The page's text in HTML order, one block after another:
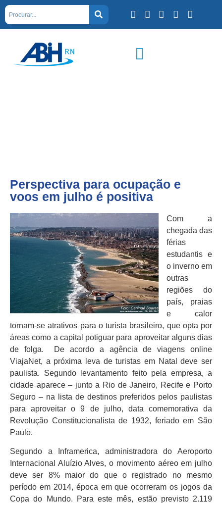
Perspectiva para ocupação e
voos em julho é positiva
Com a
chegada das
férias
estudantis e
o inverno em
outras
regiões do
país, praias
e calor
tornam-se atrativos para o turista brasileiro, que opta por
áreas como a capital potiguar para aproveitar alguns dias
de folga. De acordo a agência de viagens online
ViajaNet, a próxima leva de turistas em Natal deve ser
paulista. Segundo levantamento feito pela empresa, a
cidade aparece – junto a Rio de Janeiro, Recife e Porto
Seguro – na lista de destinos preferidos pelos paulistas
para aproveitar o 9 de julho, data comemorativa da
Revolução Constitucionalista de 1932, feriado em São
Paulo.
Segundo a Inframerica, administradora do Aeroporto
Internacional Aluízio Alves, o movimento aéreo em julho
deve ser 8% maior do que o registrado no mesmo
período em 2014, época em que ocorreram os jogos da
Copa do Mundo. Para este mês, estão previsto 2.119